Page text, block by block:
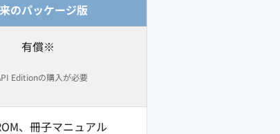
のパッケージ版
有償※
Editionの購入が必要
、冊子マニュアル